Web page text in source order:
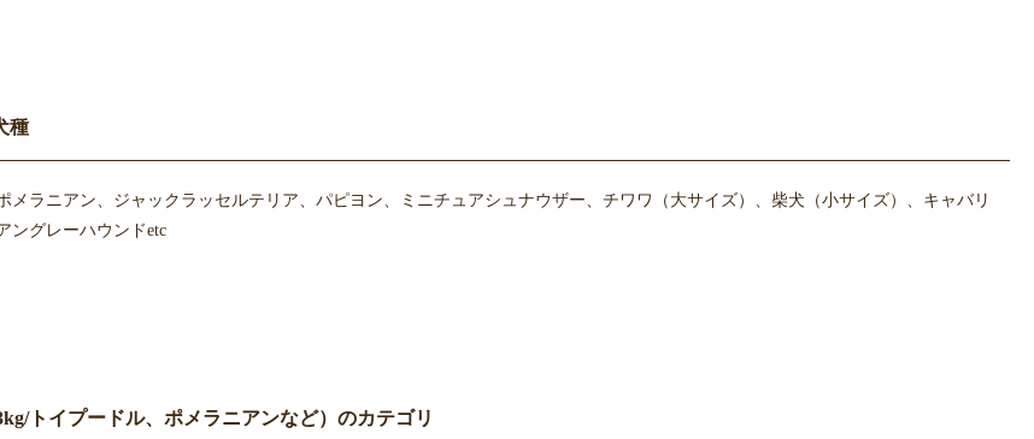
種
メラニアン、ジャックラッセルテリア、パピヨン、ミニチュアシュナウザー、チワワ（大サイズ）、柴犬（小サイズ）、キャバリ
ングレーハウンドetc
トイプードル、ポメラニアンなど）のカテゴリ